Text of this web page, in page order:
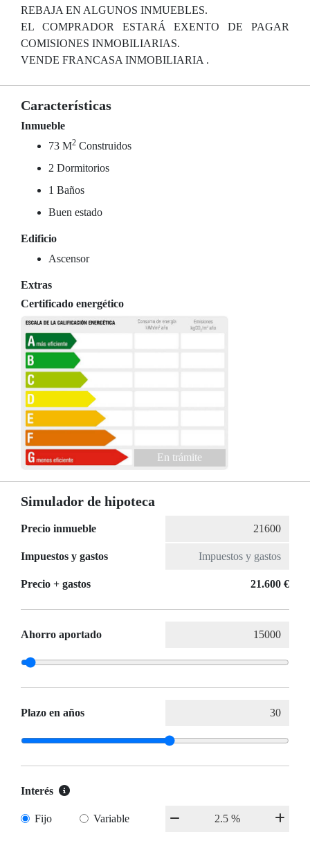
REBAJA EN ALGUNOS INMUEBLES.
EL COMPRADOR ESTARÁ EXENTO DE PAGAR
COMISIONES INMOBILIARIAS.
VENDE FRANCASA INMOBILIARIA .
Características
Inmueble
73 M2 Construidos
2 Dormitorios
1 Baños
Buen estado
Edificio
Ascensor
Extras
Certificado energético
En trámite
Simulador de hipoteca
Precio inmueble
Impuestos y gastos
Precio + gastos 21.600 €
Ahorro aportado
Plazo en años
Interés
Fijo Variable